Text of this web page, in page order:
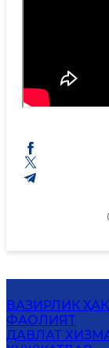
ВАЗИРЛИК
ФАОЛИЯТ
ДАВЛАТ